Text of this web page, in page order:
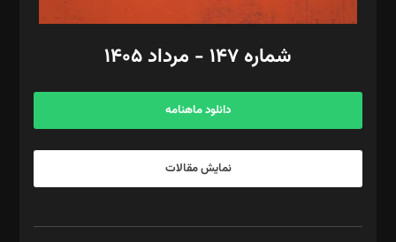
امور مالی: شاپور رهبری، محمد‌ کاظمی‌نیا
آگهی و مشترکین: ۰۹۱۹۹۹۹۰۴۵۴
شماره ۱۴۷ - مرداد ۱۴۰۵
دانلود ماهنامه
نمایش مقالات